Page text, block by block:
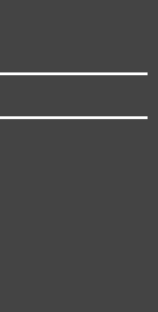
T20I फिफ्टी का रिकॉर्ड
और ऋचा घोष के नाम संयुक्त
गेंदों में अर्धशतक लगाया था।
क्रिकेट तक सीमित
में सबसे तेज फिफ्टी
इससे पहले यह कारनामा
के लिए और लॉरा हैरिस ने
में किया था।